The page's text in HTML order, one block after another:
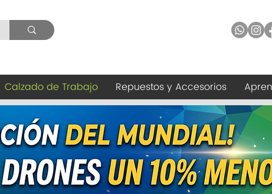
Calzado de Trabajo Repuestos y Accesorios